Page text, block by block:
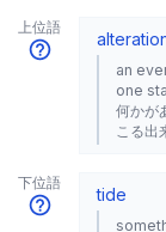
上位語
an
one
何かが
こる出
下位語
tide